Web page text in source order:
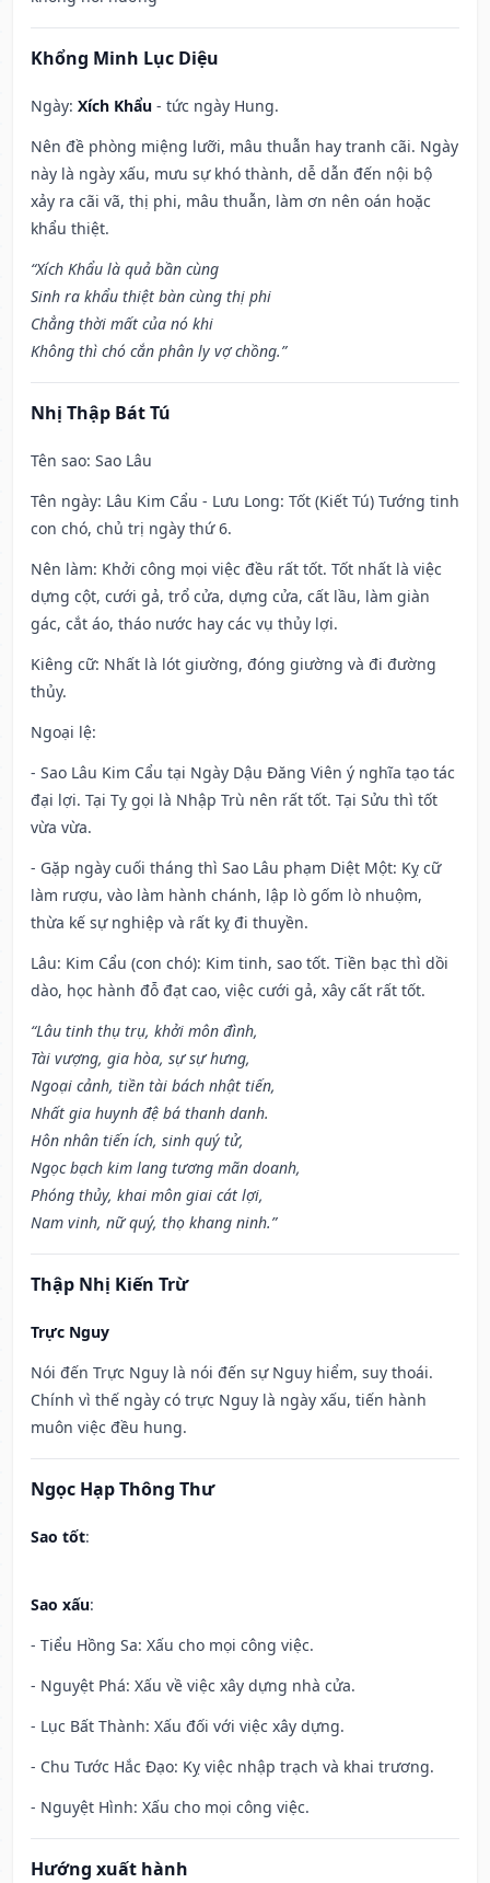
Khổng Minh Lục Diệu
Ngày: Xích Khẩu - tức ngày Hung.
Nên đề phòng miệng lưỡi, mâu thuẫn hay tranh cãi. Ngày
này là ngày xấu, mưu sự khó thành, dễ dẫn đến nội bộ
xảy ra cãi vã, thị phi, mâu thuẫn, làm ơn nên oán hoặc
khẩu thiệt.
“Xích Khẩu là quả bần cùng
Sinh ra khẩu thiệt bàn cùng thị phi
Chẳng thời mất của nó khi
Không thì chó cắn phân ly vợ chồng.”
Nhị Thập Bát Tú
Tên sao: Sao Lâu
Tên ngày: Lâu Kim Cẩu - Lưu Long: Tốt (Kiết Tú) Tướng tinh
con chó, chủ trị ngày thứ 6.
Nên làm: Khởi công mọi việc đều rất tốt. Tốt nhất là việc
dựng cột, cưới gả, trổ cửa, dựng cửa, cất lầu, làm giàn
gác, cắt áo, tháo nước hay các vụ thủy lợi.
Kiêng cữ: Nhất là lót giường, đóng giường và đi đường
thủy.
Ngoại lệ:
- Sao Lâu Kim Cẩu tại Ngày Dậu Đăng Viên ý nghĩa tạo tác
đại lợi. Tại Tỵ gọi là Nhập Trù nên rất tốt. Tại Sửu thì tốt
vừa vừa.
- Gặp ngày cuối tháng thì Sao Lâu phạm Diệt Một: Kỵ cữ
làm rượu, vào làm hành chánh, lập lò gốm lò nhuộm,
thừa kế sự nghiệp và rất kỵ đi thuyền.
Lâu: Kim Cẩu (con chó): Kim tinh, sao tốt. Tiền bạc thì dồi
dào, học hành đỗ đạt cao, việc cưới gả, xây cất rất tốt.
“Lâu tinh thụ trụ, khởi môn đình,
Tài vượng, gia hòa, sự sự hưng,
Ngoại cảnh, tiền tài bách nhật tiến,
Nhất gia huynh đệ bá thanh danh.
Hôn nhân tiến ích, sinh quý tử,
Ngọc bạch kim lang tương mãn doanh,
Phóng thủy, khai môn giai cát lợi,
Nam vinh, nữ quý, thọ khang ninh.”
Thập Nhị Kiến Trừ
Trực Nguy
Nói đến Trực Nguy là nói đến sự Nguy hiểm, suy thoái.
Chính vì thế ngày có trực Nguy là ngày xấu, tiến hành
muôn việc đều hung.
Ngọc Hạp Thông Thư
Sao tốt:
Sao xấu:
- Tiểu Hồng Sa: Xấu cho mọi công việc.
- Nguyệt Phá: Xấu về việc xây dựng nhà cửa.
- Lục Bất Thành: Xấu đối với việc xây dựng.
- Chu Tước Hắc Đạo: Kỵ việc nhập trạch và khai trương.
- Nguyệt Hình: Xấu cho mọi công việc.
Hướng xuất hành